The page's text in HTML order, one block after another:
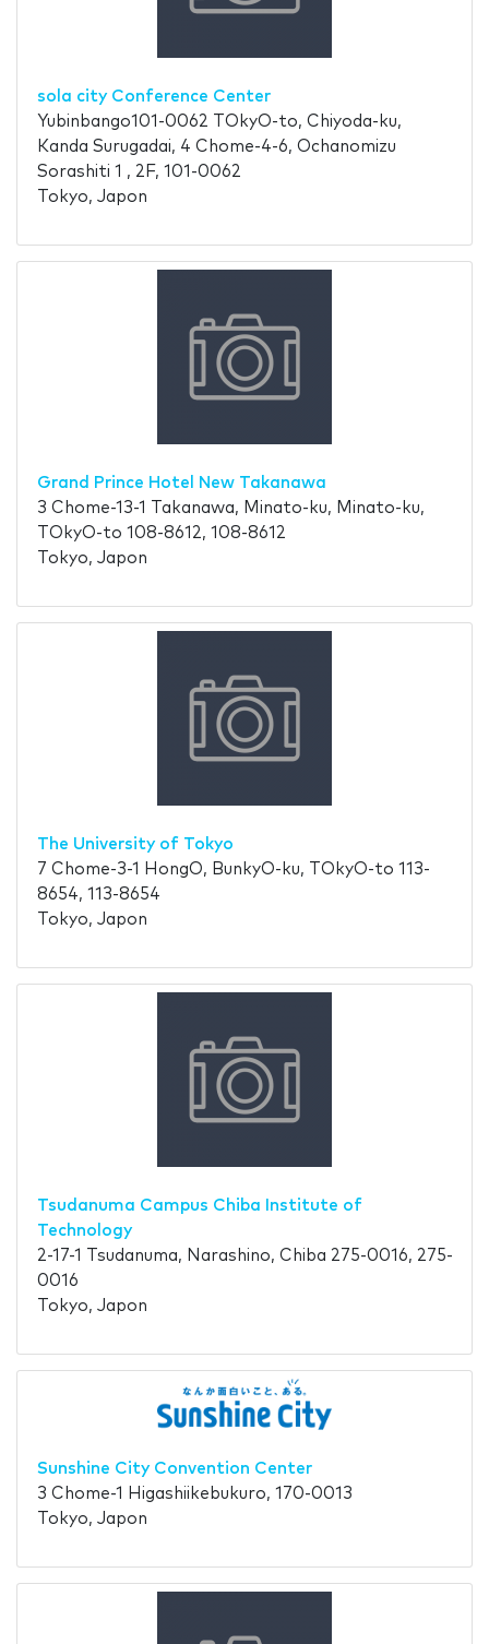
sola city Conference Center
Yubinbango101-0062 TOkyO-to, Chiyoda-ku,
Kanda Surugadai, 4 Chome-4-6, Ochanomizu
Sorashiti 1 , 2F, 101-0062
Tokyo, Japon
Grand Prince Hotel New Takanawa
3 Chome-13-1 Takanawa, Minato-ku, Minato-ku,
TOkyO-to 108-8612, 108-8612
Tokyo, Japon
The University of Tokyo
7 Chome-3-1 HongO, BunkyO-ku, TOkyO-to 113-
8654, 113-8654
Tokyo, Japon
Tsudanuma Campus Chiba Institute of
Technology
2-17-1 Tsudanuma, Narashino, Chiba 275-0016, 275-
0016
Tokyo, Japon
Sunshine City Convention Center
3 Chome-1 Higashiikebukuro, 170-0013
Tokyo, Japon